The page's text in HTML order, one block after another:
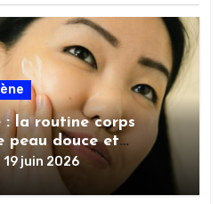
: la routine corps
peau douce et
19 juin 2026